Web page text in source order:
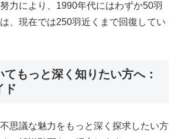
力により、1990年代にはわずか50羽
、現在では250羽近くまで回復してい
てもっと深く知りたい方へ：
ド
思議な魅力をもっと深く探求したい方